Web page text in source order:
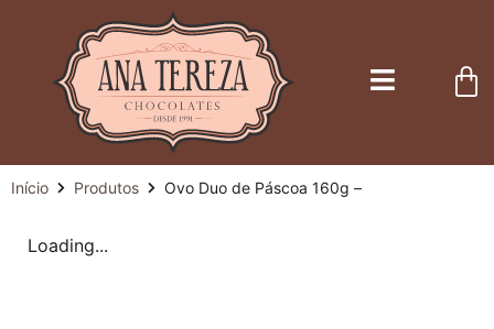
Início Produtos Ovo Duo de Páscoa 160g –
Loading...